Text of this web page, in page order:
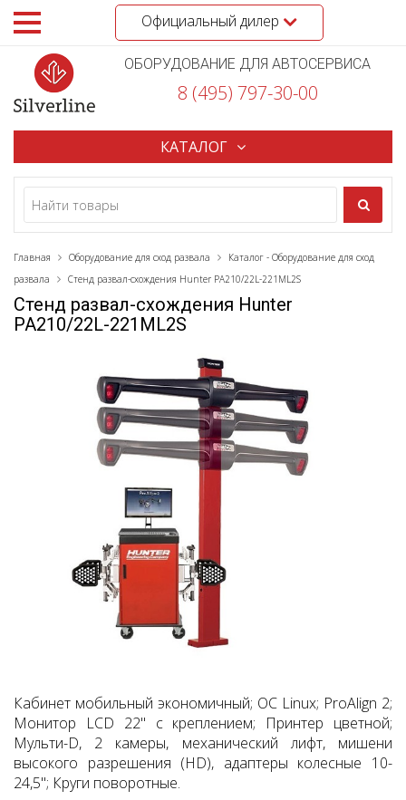
Официальный дилер
ОБОРУДОВАНИЕ ДЛЯ АВТОСЕРВИСА
8 (495) 797-30-00
КАТАЛОГ
Главная Оборудование для сход развала
Каталог - Оборудование для сход
развала
Стенд развал-схождения Hunter PA210/22L-221ML2S
Стенд развал-схождения Hunter
PA210/22L-221ML2S
Кабинет мобильный экономичный; ОС Linux; ProAlign 2;
Монитор LCD 22" с креплением; Принтер цветной;
Мульти-D, 2 камеры, механический лифт, мишени
высокого разрешения (HD), адаптеры колесные 10-
24,5"; Круги поворотные.